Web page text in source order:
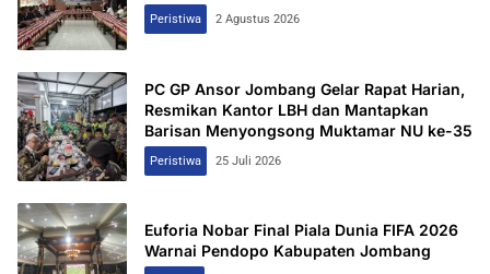
Peristiwa 2 Agustus 2026
PC GP Ansor Jombang Gelar Rapat Harian,
Resmikan Kantor LBH dan Mantapkan
Barisan Menyongsong Muktamar NU ke-35
Peristiwa 25 Juli 2026
Euforia Nobar Final Piala Dunia FIFA 2026
Warnai Pendopo Kabupaten Jombang